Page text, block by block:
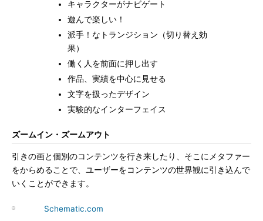
キャラクターがナビゲート
遊んで楽しい！
派手！なトランジション（切り替え効
果）
働く人を前面に押し出す
作品、実績を中心に見せる
文字を扱ったデザイン
実験的なインターフェイス
ズームイン・ズームアウト
引きの画と個別のコンテンツを行き来したり、そこにメタファー
をからめることで、ユーザーをコンテンツの世界観に引き込んで
いくことができます。
Schematic.com